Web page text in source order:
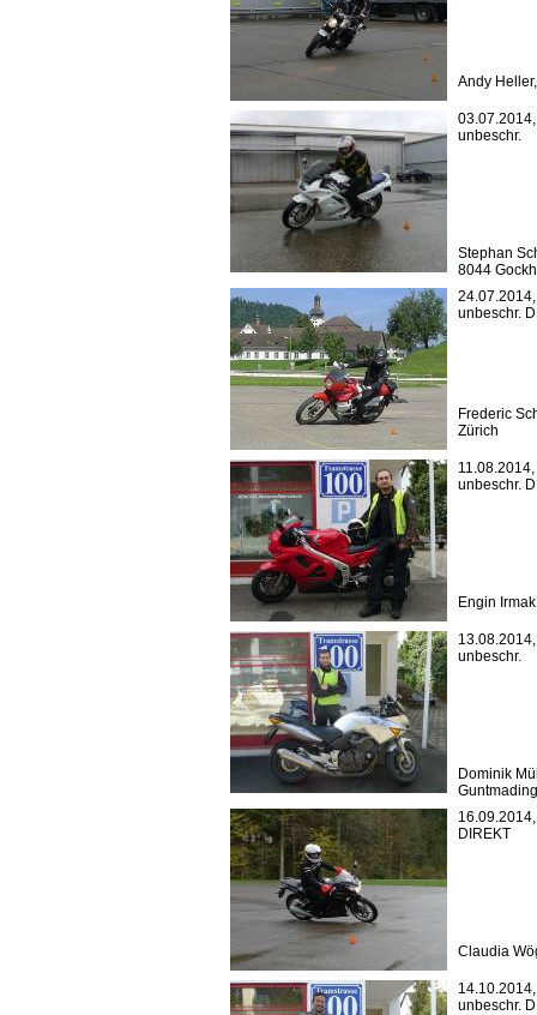
Andy
03.07.2014,
unbeschr.
Stephan
8044
24.07.2014,
unbeschr.
Frederic
Zürich
11.08.2014,
unbeschr.
Engin
13.08.2014,
unbeschr.
Dominik
DIREKT
Claudia
14.10.2014,
unbeschr.